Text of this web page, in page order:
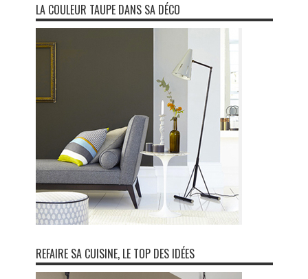
LA COULEUR TAUPE DANS SA DÉCO
REFAIRE SA CUISINE, LE TOP DES IDÉES